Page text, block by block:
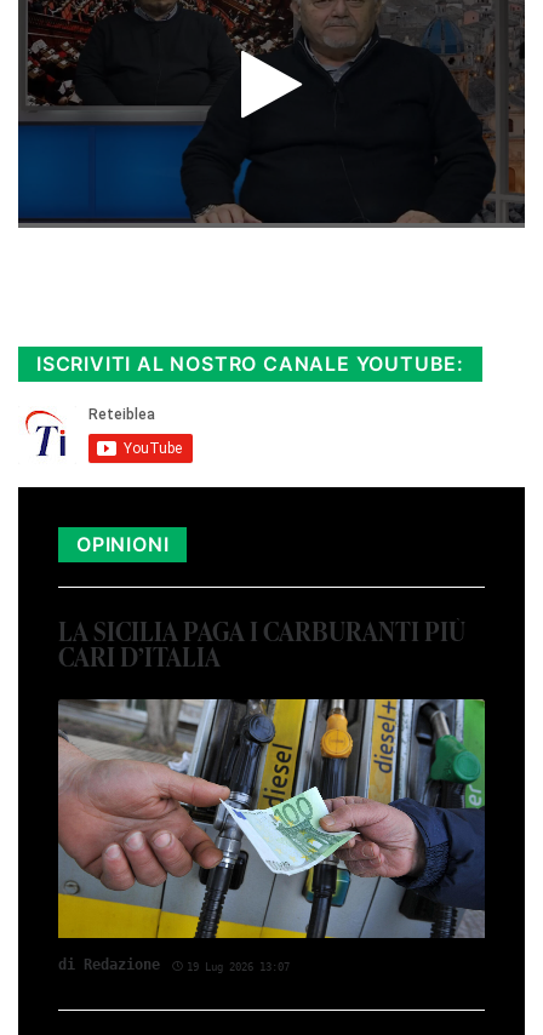
ISCRIVITI AL NOSTRO CANALE YOUTUBE:
OPINIONI
LA SICILIA PAGA I CARBURANTI PIÙ
CARI D’ITALIA
di Red­azio­ne 19 Lug 2026 13:07